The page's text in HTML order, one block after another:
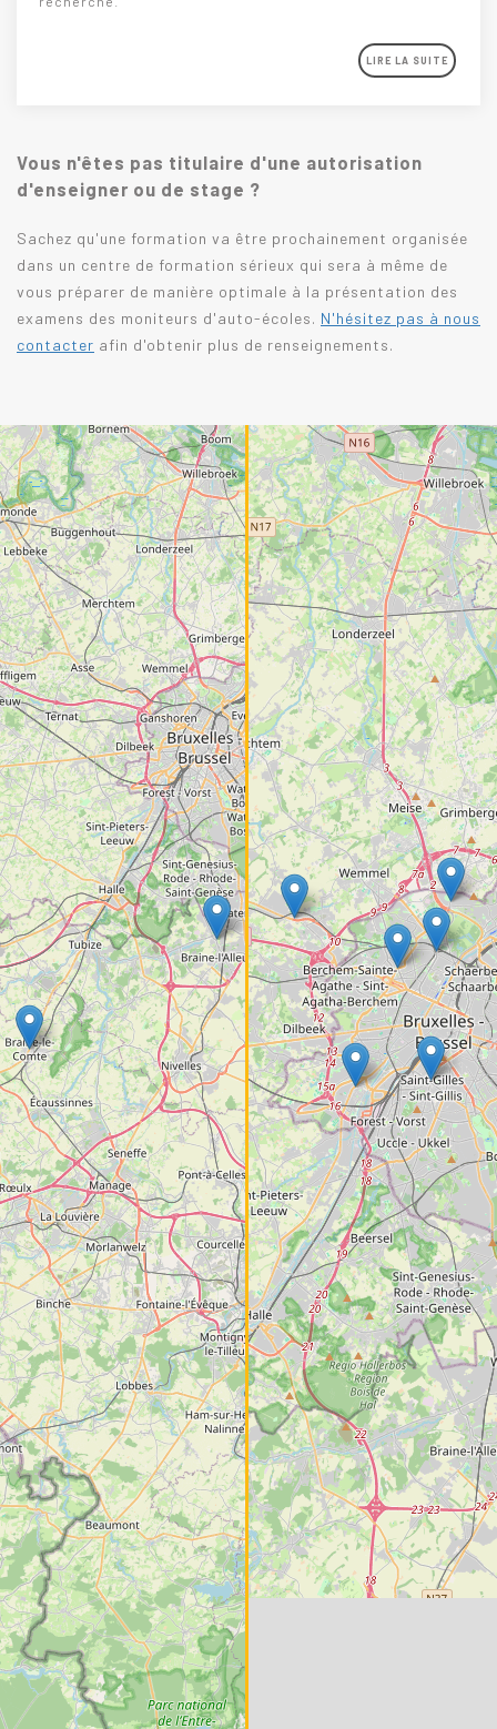
LIRE LA SUITE
Vous n'êtes pas titulaire d'une autorisation
d'enseigner ou de stage ?
Sachez qu'une formation va être prochainement organisée
dans un centre de formation sérieux qui sera à même de
vous préparer de manière optimale à la présentation des
examens des moniteurs d'auto-écoles. N'hésitez pas à nous
contacter afin d'obtenir plus de renseignements.
+
−
+
−